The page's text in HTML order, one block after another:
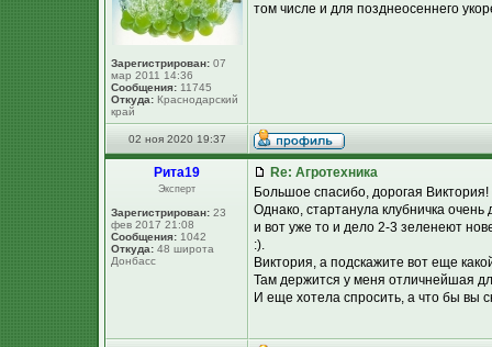
Зарегистрирован: 07
мар 2011 14:36
Сообщения: 11745
Откуда: Краснодарский
край
том числе и для позднеосеннего
02 ноя 2020 19:37
Рита19
Эксперт
Зарегистрирован: 23
фев 2017 21:08
Сообщения: 1042
Откуда: 48 широта
Донбасс
Re: Агротехника
Большое спасибо, дорогая
Однако, стартанула клубничка
и вот уже то и дело 2-3 зеленеют
:).
Виктория, а подскажите вот еще
Там держится у меня отличнейшая
И еще хотела спросить, а что бы вы